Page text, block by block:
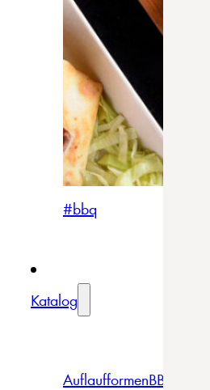
#bbq
Katalog
AuflaufformenBBQ